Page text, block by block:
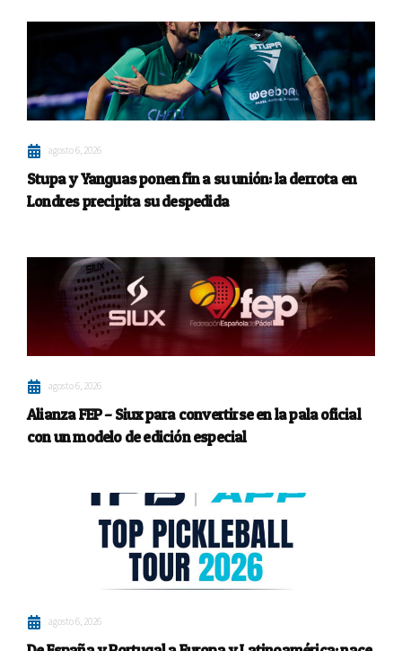
agosto 6, 2026
Stupa y Yanguas ponen fin a su unión: la derrota en
Londres precipita su despedida
agosto 6, 2026
Alianza FEP – Siux para convertirse en la pala oficial
con un modelo de edición especial
agosto 6, 2026